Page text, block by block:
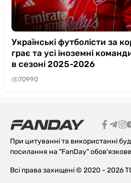
Українські футболісти за
грає та усі іноземні
в сезоні 2025-2026
70990
При цитуванні та використанні
посилання на "FanDay" обов'язкове
Всі права захищені © 2020 - 2026